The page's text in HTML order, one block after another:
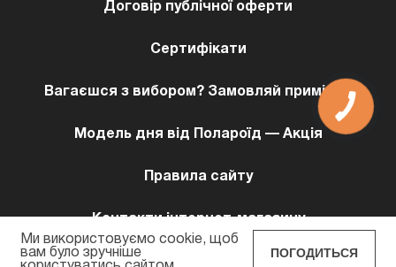
Договір публічної оферти
Сертифікати
Вагаєшся з вибором? Замовляй примірку!
Модель дня від Полароїд — Акція
Правила сайту
Контакти інтернет-магазину
Ми використовуємо cookie, щоб
вам було зручніше
ПОГОДИТЬСЯ